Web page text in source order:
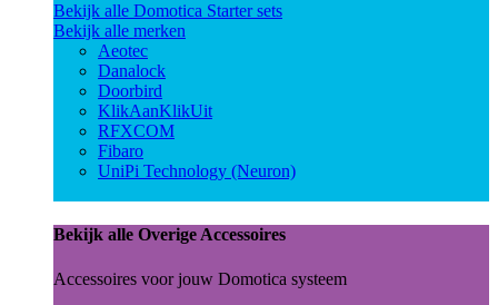
Bekijk alle Domotica Starter sets
Bekijk alle merken
Aeotec
Danalock
Doorbird
KlikAanKlikUit
RFXCOM
Fibaro
UniPi Technology (Neuron)
Bekijk alle Overige Accessoires
Accessoires voor jouw Domotica systeem